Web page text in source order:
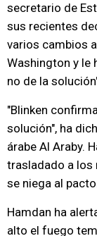
secretario de
sus recientes
varios cambios
Washington y le
no de la
"Blinken
solución", ha
árabe Al Araby.
trasladado a los
se niega al
Hamdan ha
alto el fuego